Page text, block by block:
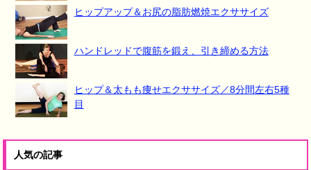
ヒップアップ＆お尻の脂肪燃焼エクササイズ
ハンドレッドで腹筋を鍛え、引き締める方法
ヒップ＆太もも痩せエクササイズ／8分間左右5種
目
人気の記事